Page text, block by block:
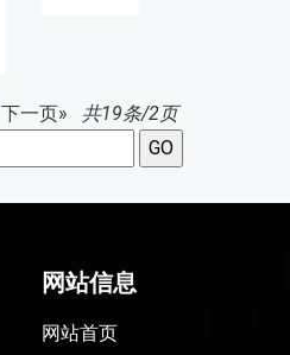
下一页» 共19条/2页
网站信息
网站首页